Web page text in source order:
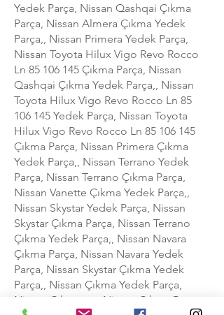
Yedek Parça, Nissan Qashqai Çıkma
Parça, Nissan Almera Çıkma Yedek
Parça,, Nissan Primera Yedek Parça,
Nissan Toyota Hilux Vigo Revo Rocco
Ln 85 106 145 Çıkma Parça, Nissan
Qashqai Çıkma Yedek Parça,, Nissan
Toyota Hilux Vigo Revo Rocco Ln 85
106 145 Yedek Parça, Nissan Toyota
Hilux Vigo Revo Rocco Ln 85 106 145
Çıkma Parça, Nissan Primera Çıkma
Yedek Parça,, Nissan Terrano Yedek
Parça, Nissan Terrano Çıkma Parça,
Nissan Vanette Çıkma Yedek Parça,,
Nissan Skystar Yedek Parça, Nissan
Skystar Çıkma Parça, Nissan Terrano
Çıkma Yedek Parça,, Nissan Navara
Çıkma Parça, Nissan Navara Yedek
Parça, Nissan Skystar Çıkma Yedek
Parça,, Nissan Çıkma Yedek Parça,
Nissan Çıkmacısı, Nissan Çıkma Parça,